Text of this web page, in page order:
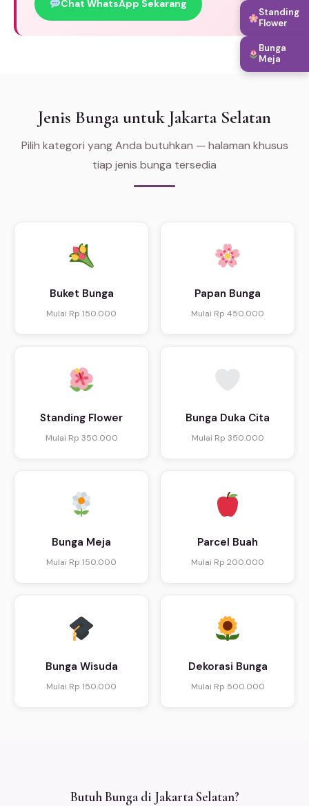
Chat WhatsApp Sekarang
Jenis Bunga untuk Jakarta Selatan
Pilih kategori yang Anda butuhkan — halaman khusus
tiap jenis bunga tersedia
Buket Bunga
Mulai Rp 150.000
Papan Bunga
Mulai Rp 450.000
Standing Flower
Mulai Rp 350.000
Bunga Duka Cita
Mulai Rp 350.000
Bunga Meja
Mulai Rp 150.000
Parcel Buah
Mulai Rp 200.000
Bunga Wisuda
Mulai Rp 150.000
Dekorasi Bunga
Mulai Rp 500.000
Butuh Bunga di Jakarta Selatan?
Standing
Flower
Bunga
Meja